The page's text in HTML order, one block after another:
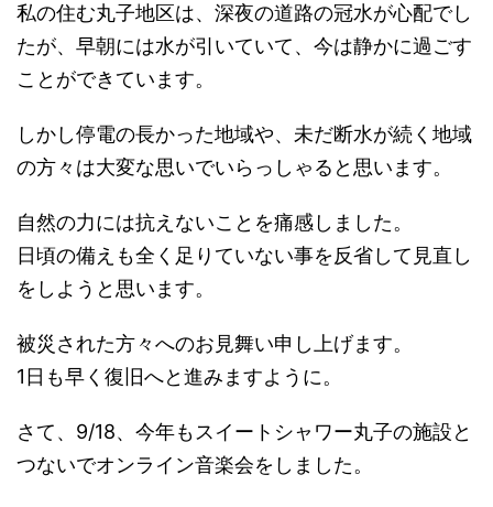
私の住む丸子地区は、深夜の道路の冠水が心配でし
たが、早朝には水が引いていて、今は静かに過ごす
ことができています。
しかし停電の長かった地域や、未だ断水が続く地域
の方々は大変な思いでいらっしゃると思います。
自然の力には抗えないことを痛感しました。
日頃の備えも全く足りていない事を反省して見直し
をしようと思います。
被災された方々へのお見舞い申し上げます。
1日も早く復旧へと進みますように。
さて、9/18、今年もスイートシャワー丸子の施設と
つないでオンライン音楽会をしました。